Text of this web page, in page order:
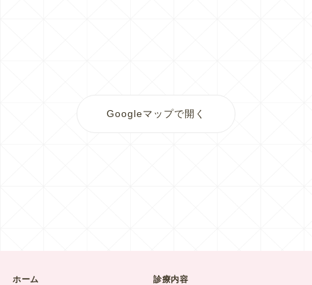
Googleマップで開く
ホーム
診療内容